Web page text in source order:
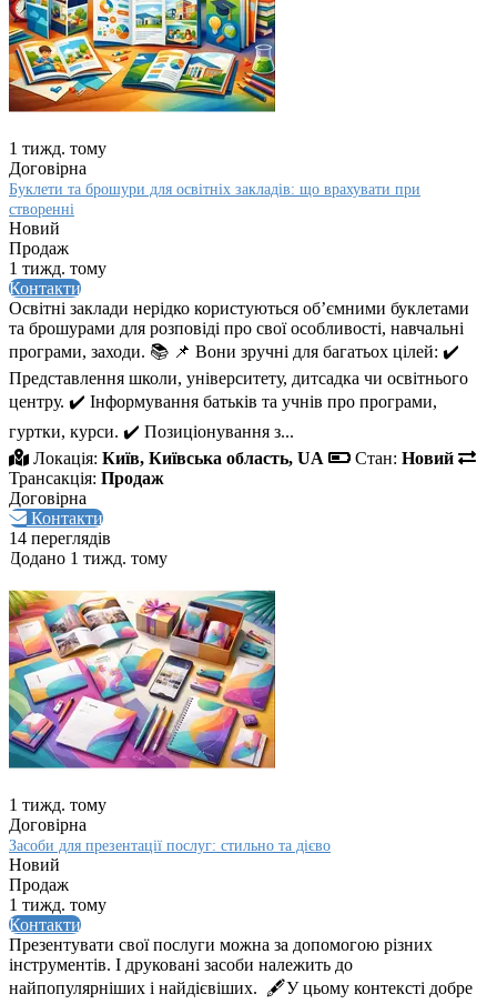
1 тижд. тому
Договірна
Буклети та брошури для освітніх закладів: що врахувати при
створенні
Новий
Продаж
1 тижд. тому
Контакти
Освітні заклади нерідко користуються об’ємними буклетами
та брошурами для розповіді про свої особливості, навчальні
програми, заходи. 📚 📌 Вони зручні для багатьох цілей: ✔️
Представлення школи, університету, дитсадка чи освітнього
центру. ✔️ Інформування батьків та учнів про програми,
гуртки, курси. ✔️ Позиціонування з...
Локація: Київ, Київська область, UA Стан: Новий
Трансакція: Продаж
Договірна
Контакти
14 переглядів
Додано 1 тижд. тому
1 тижд. тому
Договірна
Засоби для презентації послуг: стильно та дієво
Новий
Продаж
1 тижд. тому
Контакти
Презентувати свої послуги можна за допомогою різних
інструментів. І друковані засоби належить до
найпопулярніших і найдієвіших. 🖋️У цьому контексті добре